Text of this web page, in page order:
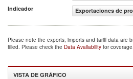
Indicador
Exportaciones de
Please note the exports, imports and tariff data are
filled. Please check the Data Availability for coverage.
VISTA DE GRÁFICO